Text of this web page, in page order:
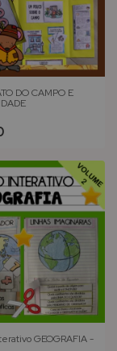
DO CAMPO E
GEOGRAFIA -